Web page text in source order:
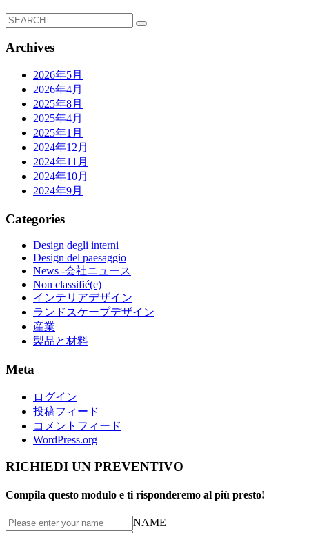
Archives
2026年5月
2026年4月
2025年8月
2025年4月
2025年1月
2024年12月
2024年11月
2024年10月
2024年9月
Categories
Design degli interni
Design del paesaggio
News -会社ニュース
Non classifié(e)
インテリアデザイン
ランドスケープデザイン
産業
製品と材料
Meta
ログイン
投稿フィード
コメントフィード
WordPress.org
RICHIEDI UN PREVENTIVO
Compila questo modulo e ti risponderemo al più presto!
NAME